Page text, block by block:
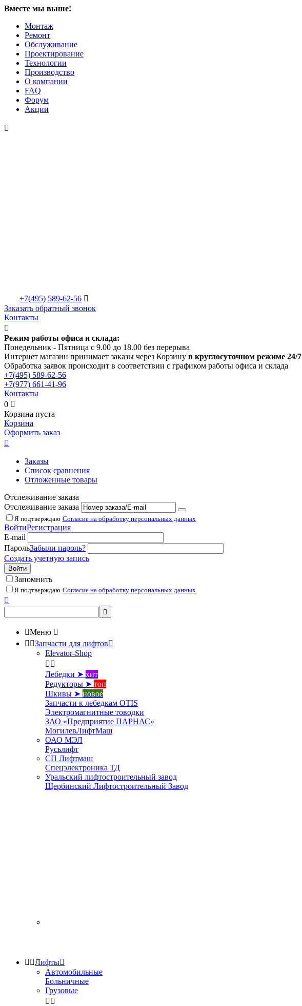
Вместе мы выше!
Монтаж
Ремонт
Обслуживание
Проектирование
Технологии
Производство
О компании
FAQ
Форум
Акции

+7(495) 589-62-56 
Заказать обратный звонок
Контакты

Режим работы офиса и склада:
Понедельник - Пятница с 9.00 до 18.00 без перерыва
Интернет магазин принимает заказы через Корзину в круглосуточном режиме 24/7
Обработка заявок происходит в соответствии с графиком работы офиса и склада
+7(495) 589-62-56
+7(977) 661-41-96
Контакты
0 
Корзина пуста
Корзина
Оформить заказ

Заказы
Список сравнения
Отложенные товары
Отслеживание заказа
Отслеживание заказа
Я подтверждаю Согласие на обработку персональных данных
ВойтиРегистрация
E-mail
ПарольЗабыли пароль?
Создать учетную запись
Войти
Запомнить
Я подтверждаю Согласие на обработку персональных данных


Меню 
 Запчасти для лифтов
Elevator-Shop
 
Лебедки ➤ хит
Редукторы ➤ топ
Шкивы ➤ новое
Запчасти к лебедкам OTIS
Электромагнитные товодки
ЗАО «Предприятие ПАРНАС»
МогилевЛифтМаш
ОАО МЭЛ
Русьлифт
СП Лифтмаш
Спецэлектроника ТД
Уральский лифтостроительный завод
Щербинский Лифтостроительный Завод
 Лифты
Автомобильные
Больничные
Грузовые
 